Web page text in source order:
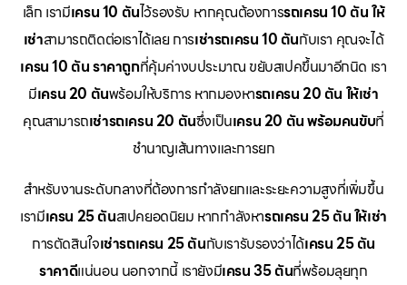
เล็ก เรามีเครน 10 ตันไว้รองรับ หากคุณต้องการรถเครน 10 ตัน ให้
เช่าสามารถติดต่อเราได้เลย การเช่ารถเครน 10 ตันกับเรา คุณจะได้
เครน 10 ตัน ราคาถูกที่คุ้มค่างบประมาณ ขยับสเปคขึ้นมาอีกนิด เรา
มีเครน 20 ตันพร้อมให้บริการ หากมองหารถเครน 20 ตัน ให้เช่า
คุณสามารถเช่ารถเครน 20 ตันซึ่งเป็นเครน 20 ตัน พร้อมคนขับที่
ชำนาญเส้นทางและการยก
สำหรับงานระดับกลางที่ต้องการกำลังยกและระยะความสูงที่เพิ่มขึ้น
เรามีเครน 25 ตันสเปคยอดนิยม หากกำลังหารถเครน 25 ตัน ให้เช่า
การตัดสินใจเช่ารถเครน 25 ตันกับเรารับรองว่าได้เครน 25 ตัน
ราคาดีแน่นอน นอกจากนี้ เรายังมีเครน 35 ตันที่พร้อมลุยทุก